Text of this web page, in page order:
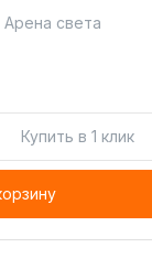
света
Купить в 1 клик